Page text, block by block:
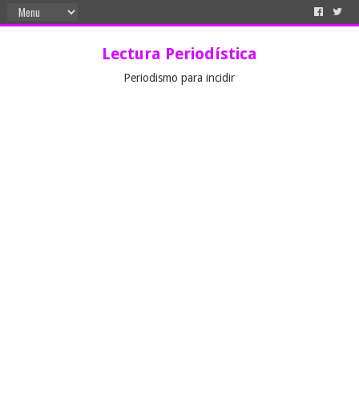
Lectura Periodística
Periodismo para incidir